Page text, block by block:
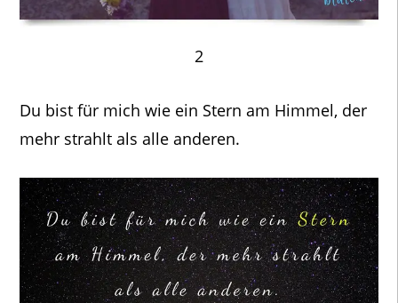
2
Du bist für mich wie ein Stern am Himmel, der
mehr strahlt als alle anderen.